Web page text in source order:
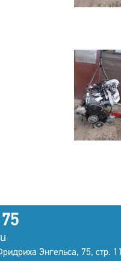
Энгельса, 75, стр. 11